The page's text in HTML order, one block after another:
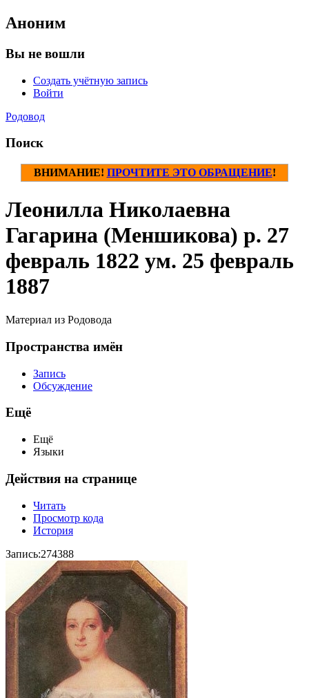
Аноним
Вы не вошли
Создать учётную запись
Войти
Родовод
Поиск
ВНИМАНИЕ! ПРОЧТИТЕ ЭТО ОБРАЩЕНИЕ!
Леонилла Николаевна
Гагарина (Меншикова) р. 27
февраль 1822 ум. 25 февраль
1887
Материал из Родовода
Пространства имён
Запись
Обсуждение
Ещё
Ещё
Языки
Действия на странице
Читать
Просмотр кода
История
Запись:274388